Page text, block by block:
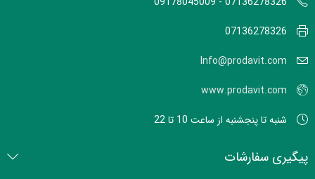
07136278326
Info@prodavit.com
www.prodavit.com
شنبه تا پنجشنبه از ساعت 10 تا 22
پیگیری سفارشات